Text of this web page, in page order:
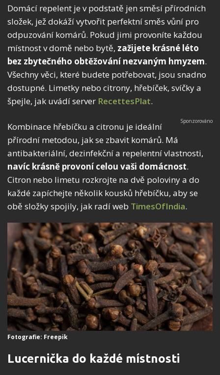
Domácí repelent je v podstatě jen směsí přírodních
složek, jež dokáží vytvořit perfektní směs vůní pro
odpuzování komárů. Pokud jimi provoníte každou
místnost v domě nebo bytě, zažijete krásné léto
bez zbytečného obtěžování nezvaným hmyzem.
Všechny věci, které budete potřebovat, jsou snadno
dostupné. Limetky nebo citrony, hřebíček, svíčky a
špejle, jak uvádí server RecettesPlat.
Kombinace hřebíčku a citronu je ideální
přírodní metodou, jak se zbavit komárů. Má
antibakteriální, dezinfekční a repelentní vlastnosti,
navíc krásně provoní celou vaši domácnost.
Citron nebo limetu rozkrojte na dvě poloviny a do
každé zapíchejte několik kousků hřebíčku, aby se
obě složky spojily, jak radí web TimesOfIndia.
Fotografie: Freepik
Lucernička do každé místnosti